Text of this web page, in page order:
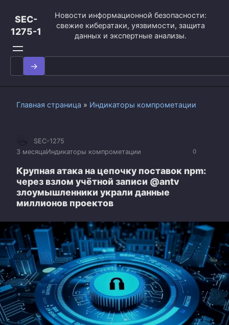
контенту
SEC-
1275-1
Новости информационной безопасности:
свежие кибератаки, уязвимости, защита
данных и экспертные анализы.
Search
for:
Главная страница » Индикаторы компрометации
0
SEC-1275
3 месяцаИндикаторы компрометации
Крупная атака на цепочку поставок npm:
через взлом учётной записи @antv
злоумышленники украли данные
миллионов проектов